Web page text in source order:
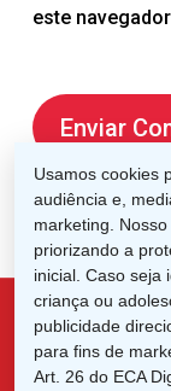
este
x-
Usamos cookies
audiência e,
marketing.
priorizando a
inicial. Caso seja
criança ou
publicidade
para fins de
Art. 26 do ECA